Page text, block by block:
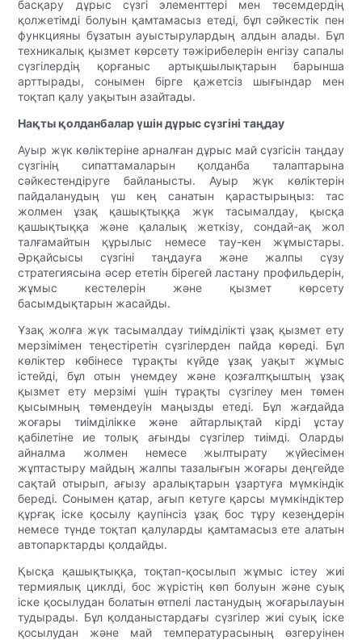
басқару дұрыс сүзгі элементтері мен төсемдердің
қолжетімді болуын қамтамасыз етеді, бұл сәйкестік пен
функцияны бұзатын ауыстырулардың алдын алады. Бұл
техникалық қызмет көрсету тәжірибелерін енгізу сапалы
сүзгілердің қорғаныс артықшылықтарын барынша
арттырады, сонымен бірге қажетсіз шығындар мен
тоқтап қалу уақытын азайтады.
Нақты қолданбалар үшін дұрыс сүзгіні таңдау
Ауыр жүк көліктеріне арналған дұрыс май сүзгісін таңдау
сүзгінің сипаттамаларын қолданба талаптарына
сәйкестендіруге байланысты. Ауыр жүк көліктерін
пайдаланудың үш кең санатын қарастырыңыз: тас
жолмен ұзақ қашықтыққа жүк тасымалдау, қысқа
қашықтыққа және қалалық жеткізу, сондай-ақ жол
талғамайтын құрылыс немесе тау-кен жұмыстары.
Әрқайсысы сүзгіні таңдауға және жалпы сүзу
стратегиясына әсер ететін бірегей ластану профильдерін,
жұмыс кестелерін және қызмет көрсету
басымдықтарын жасайды.
Ұзақ жолға жүк тасымалдау тиімділікті ұзақ қызмет ету
мерзімімен теңестіретін сүзгілерден пайда көреді. Бұл
көліктер көбінесе тұрақты күйде ұзақ уақыт жұмыс
істейді, бұл отын үнемдеу және қозғалтқыштың ұзақ
қызмет ету мерзімі үшін тұрақты сүзгілеу мен төмен
қысымның төмендеуін маңызды етеді. Бұл жағдайда
жоғары тиімділікке және айтарлықтай кірді ұстау
қабілетіне ие толық ағынды сүзгілер тиімді. Оларды
айналма жолмен немесе жылтырату жүйесімен
жұптастыру майдың жалпы тазалығын жоғары деңгейде
сақтай отырып, ағызу аралықтарын ұзартуға мүмкіндік
береді. Сонымен қатар, ағып кетуге қарсы мүмкіндіктер
құрғақ іске қосылу қаупінсіз ұзақ бос тұру кезеңдерін
немесе түнде тоқтап қалуларды қамтамасыз ете алатын
автопарктарды қолдайды.
Қысқа қашықтыққа, тоқтап-қосылып жұмыс істеу жиі
термиялық циклді, бос жүрістің көп болуын және суық
іске қосылудан болатын өтпелі ластанудың жоғарылауын
тудырады. Бұл қолданыстардағы сүзгілер жиі суық іске
қосылудан және май температурасының өзгеруінен